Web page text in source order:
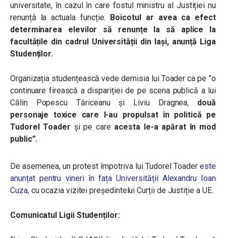
universitate, în cazul în care fostul ministru al Justiției nu
renunță la actuala funcție. Boicotul ar avea ca efect
determinarea elevilor să renunțe la să aplice la
facultățile din cadrul Universității din Iași, anunță Liga
Studenților.
Organizația studențească vede demisia lui Toader ca pe ”o
continuare firească a dispariției de pe scena publică a lui
Călin Popescu Tăriceanu și Liviu Dragnea,
două
personaje toxice care l-au propulsat în politică pe
Tudorel Toader și pe care acesta le-a apărat în mod
public”.
De asemenea, un protest împotriva lui Tudorel Toadereste
anunțat pentru vineri în fața Universității Alexandru Ioan
Cuza, cu ocazia vizitei președintelui Curții de Justiție a UE.
Comunicatul Ligii Studenților: